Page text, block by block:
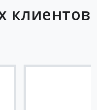
клиентов